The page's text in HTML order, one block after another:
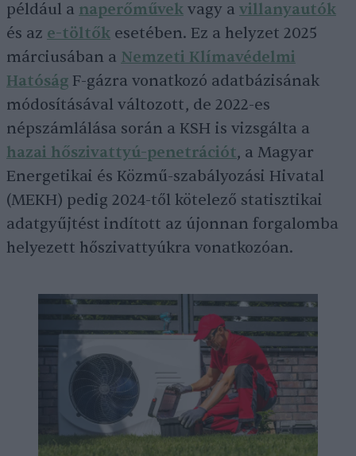
például a naperőművek vagy a villanyautók
és az e-töltők esetében. Ez a helyzet 2025
márciusában a Nemzeti Klímavédelmi
Hatóság F-gázra vonatkozó adatbázisának
módosításával változott, de 2022-es
népszámlálása során a KSH is vizsgálta a
hazai hőszivattyú-penetrációt, a Magyar
Energetikai és Közmű-szabályozási Hivatal
(MEKH) pedig 2024-től kötelező statisztikai
adatgyűjtést indított az újonnan forgalomba
helyezett hőszivattyúkra vonatkozóan.